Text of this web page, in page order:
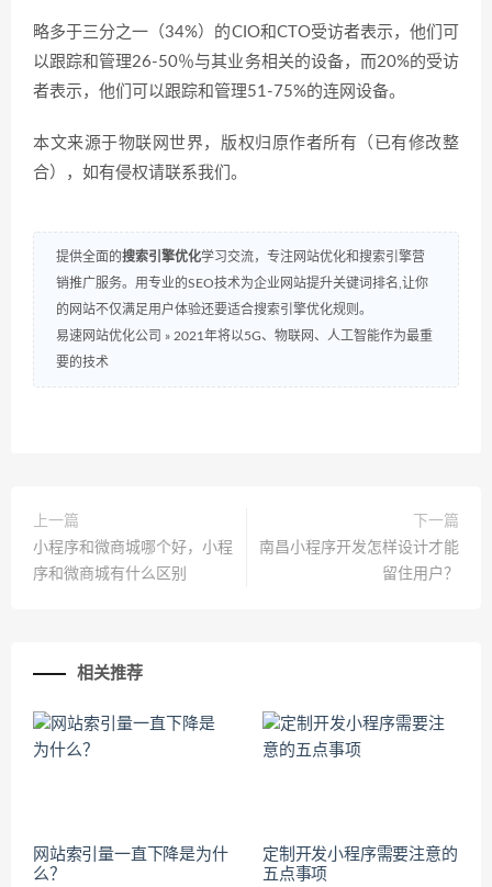
略多于三分之一（34%）的CIO和CTO受访者表示，他们可
以跟踪和管理26-50％与其业务相关的设备，而20%的受访
者表示，他们可以跟踪和管理51-75%的连网设备。
本文来源于物联网世界，版权归原作者所有（已有修改整
合），如有侵权请联系我们。
提供全面的搜索引擎优化学习交流，专注网站优化和搜索引擎营
销推广服务。用专业的SEO技术为企业网站提升关键词排名,让你
的网站不仅满足用户体验还要适合搜索引擎优化规则。
易速网站优化公司 » 2021年将以5G、物联网、人工智能作为最重
要的技术
上一篇
小程序和微商城哪个好，小程
序和微商城有什么区别
下一篇
南昌小程序开发怎样设计才能
留住用户？
相关推荐
网站索引量一直下降是为什
么？
定制开发小程序需要注意的
五点事项